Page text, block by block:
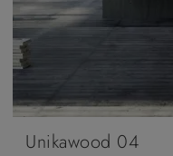
Unikawood 04